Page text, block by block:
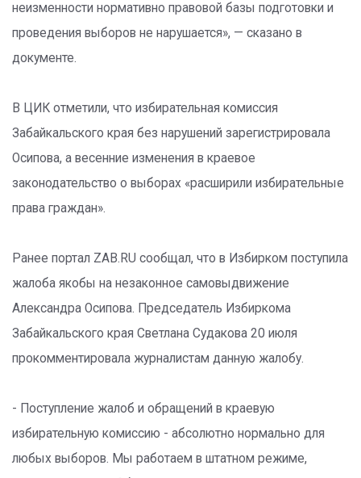
неизменности нормативно правовой базы подготовки и
проведения выборов не нарушается», — сказано в
документе.
В ЦИК отметили, что избирательная комиссия
Забайкальского края без нарушений зарегистрировала
Осипова, а весенние изменения в краевое
законодательство о выборах «расширили избирательные
права граждан».
Ранее портал ZAB.RU сообщал, что в Избирком поступила
жалоба якобы на незаконное самовыдвижение
Александра Осипова. Председатель Избиркома
Забайкальского края Светлана Судакова 20 июля
прокомментировала журналистам данную жалобу.
- Поступление жалоб и обращений в краевую
избирательную комиссию - абсолютно нормально для
любых выборов. Мы работаем в штатном режиме,